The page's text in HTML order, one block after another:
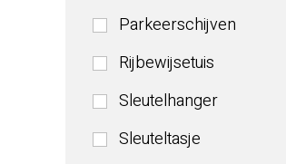
Parkeerschijven
Rijbewijsetuis
Sleutelhanger
Sleuteltasje